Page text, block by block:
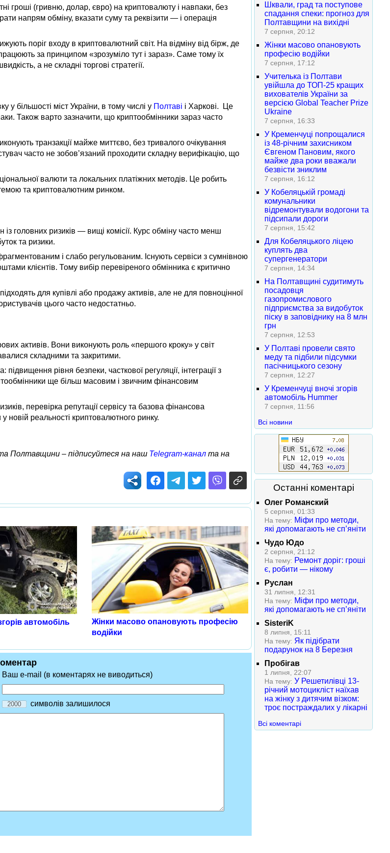
гроші (гривню, долар, євро) на криптовалюту і навпаки, без
напрям обміну, вказати суму та реквізити — і операція
поріг входу в криптовалютний світ. На відміну від бірж, де
за принципом «зрозуміло тут і зараз». Саме тому їх
а не складні торгові стратегії.
більшості міст України, в тому числі у Полтаві і Харкові. Це
Також варто зазначити, що криптообмінники зараз часто
транзакції майже миттєво, без тривалого очікування
часто не зобов’язаний проходити складну верифікацію, що
валюти та локальних платіжних методів. Це робить
та криптовалютним ринком.
головних ризиків — вищі комісії. Курс обміну часто менш
та ризики.
і слабо регульованим. Існують сервіси з сумнівною
клієнтів. Тому вибір перевіреного обмінника є критично
для купівлі або продажу активів, але не для повноцінної
цього часто недостатньо.
активів. Вони виконують роль «першого кроку» у світ
складними та закритими.
рівня безпеки, часткової регуляції, інтеграції з
ще більш масовим і звичним фінансовим
перевірка репутації сервісу та базова фінансова
новій реальності криптовалютного ринку.
та Полтавщини – підписуйтеся на наш Telegram-канал та на
автомобіль
Жінки масово опановують професію
водійки
Ваш e-mail (в коментарях не виводиться)
символів залишилося
Шквали, град та поступове
спадання спеки: прогноз для
Полтавщини на вихідні
7 серпня, 20:12
Жінки масово опановують
професію водійки
7 серпня, 17:12
Учителька із Полтави
увійшла до ТОП-25 кращих
вихователів України за
версією Global Teacher Prize
Ukraine
7 серпня, 16:33
У Кременчуці попрощалися
із 48-річним захисником
Євгеном Пановим, якого
майже два роки вважали
безвісти зниклим
7 серпня, 16:12
У Кобеляцькій громаді
комунальники
відремонтували водогони та
підсипали дороги
7 серпня, 15:42
Для Кобеляцького ліцею
куплять два
супергенератори
7 серпня, 14:34
На Полтавщині судитимуть
посадовця
газопромислового
підприємства за видобуток
піску в заповіднику на 8 млн
грн
7 серпня, 12:53
У Полтаві провели свято
меду та підбили підсумки
пасічницького сезону
7 серпня, 12:27
У Кременчуці вночі згорів
автомобіль Hummer
7 серпня, 11:56
Всі новини
Останні коментарі
Олег Романский
5 серпня, 01:33
На тему: Міфи про методи,
які допомагають не сп’яніти
Чудо Юдо
2 серпня, 21:12
На тему: Ремонт доріг: гроші
є, робити — нікому
Руслан
31 липня, 12:31
На тему: Міфи про методи,
які допомагають не сп’яніти
SisteriK
8 липня, 15:11
На тему: Як підібрати
подарунок на 8 Березня
Пробігав
1 липня, 22:07
На тему: У Решетилівці 13-
річний мотоцикліст наїхав
на жінку з дитячим візком:
троє постраждалих у лікарні
Всі коментарі